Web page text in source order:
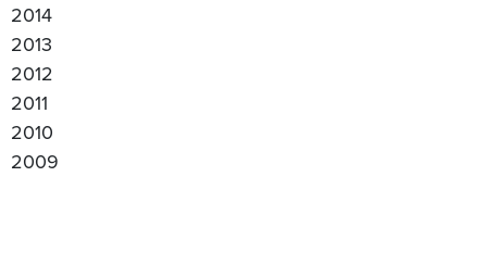
2014
2013
2012
2011
2010
2009